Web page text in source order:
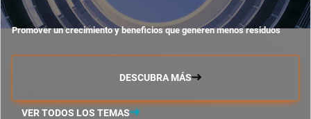
Promover un crecimiento y beneficios que generen menos residuos
DESCUBRA MÁS
VER TODOS LOS TEMAS